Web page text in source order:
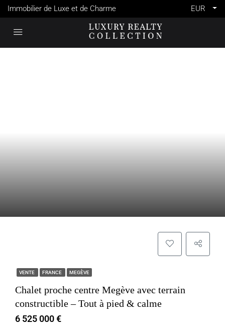
Immobilier de Luxe et de Charme EUR
VENTE FRANCE MEGÈVE
Chalet proche centre Megève avec terrain
constructible – Tout à pied & calme
6 525 000 €